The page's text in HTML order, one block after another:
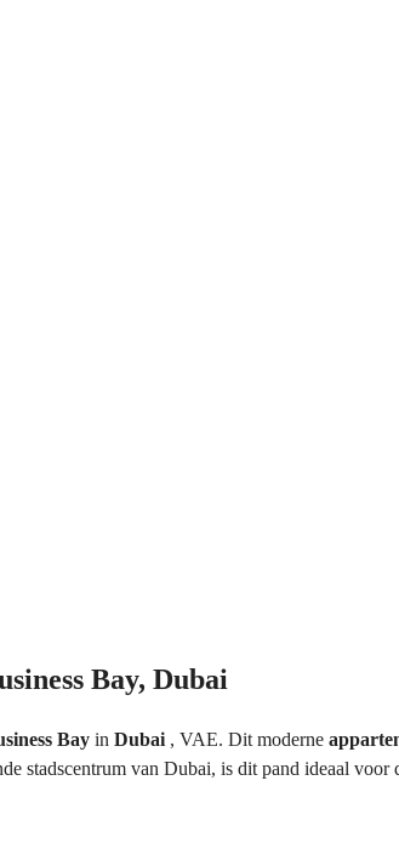
Bay, Dubai
Bay in Dubai , VAE. Dit moderne
stadscentrum van Dubai, is dit pand ideaal